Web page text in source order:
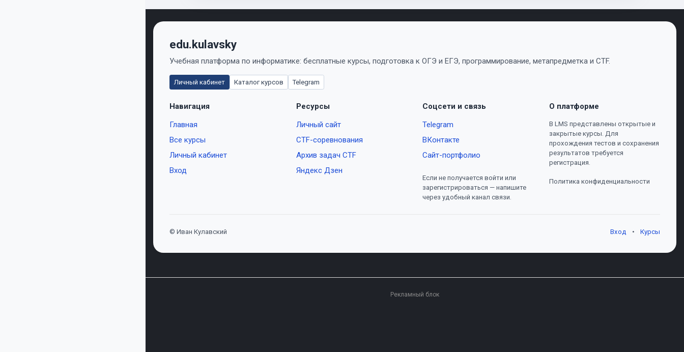
edu.kulavsky
Учебная платформа по информатике: бесплатные курсы, подготовка к ОГЭ и ЕГЭ, программирование, метапредметка и CTF.
Личный кабинет Каталог курсов Telegram
Навигация
Главная
Все курсы
Личный кабинет
Вход
Ресурсы
Личный сайт
CTF-соревнования
Архив задач CTF
Яндекс Дзен
Соцсети и связь
Telegram
ВКонтакте
Сайт-портфолио
Если не получается войти или
зарегистрироваться — напишите
через удобный канал связи.
О платформе
В LMS представлены открытые и
закрытые курсы. Для
прохождения тестов и сохранения
результатов требуется
регистрация.
Политика конфиденциальности
© Иван Кулавский Вход • Курсы
Рекламный блок